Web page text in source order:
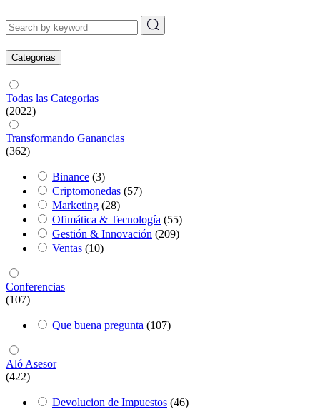
Categorias
Todas las Categorias
(2022)
Transformando Ganancias
(362)
Binance (3)
Criptomonedas (57)
Marketing (28)
Ofimática & Tecnología (55)
Gestión & Innovación (209)
Ventas (10)
Conferencias
(107)
Que buena pregunta (107)
Aló Asesor
(422)
Devolucion de Impuestos (46)